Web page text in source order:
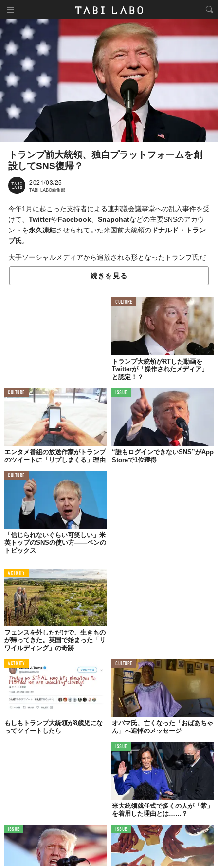
トランプ前大統領、独自プラットフォームを創
設してSNS復帰？
2021/03/25
TABI LABO編集部
今年1月に起こった支持者による連邦議会議事堂への乱入事件を受
けて、 TwitterやFacebook、 Snapchatなどの主要SNSのアカウ
ントを永久凍結させられていた米国前大統領の ドナルド・トラン
プ氏。
大手ソーシャルメディアから追放される形となったトランプ氏だ
が、先日、トランプ氏の側近として知られるジェイソン・ミラー
が、米国のニュース番組を通してある計画
新規にプラットフォームを創設して、
する計画があるというもの。
2〜3ヵ月以内にローンチ予定であり、
する大規模なものになる計画があるらしい。
同氏はさらに、このSNSがソーシャルメディアでもっとも人気の
場所になると思うと語り、トランプ氏の発言を誰もが見守れる場
また、この独自プラットフォームは多数の企業から引き合いがあ
り、交渉段階にあるとの噂もある。
米国政治に少なからず影響を与えると思われるこの計画。実現し
たあかつきに、はたして、氏は何を語るのか......。
Top image: © Chip Somodevilla/Getty Images
TABI LABO
この世界は、もっと広いはずだ。
続きを見る
CULTURE
トランプ大統領がRTした動画を
Twitterが「操作されたメディア」
と認定！？
CULTURE
エンタメ番組の放送作家がトランプ
のツイートに「リプしまくる」理由
ISSUE
“誰もログインできないSNS”がApp
Storeで1位獲得
CULTURE
「信じられないぐらい可笑しい」米
英トップのSNSの使い方――ベンの
トピックス
ACTIVITY
フェンスを外しただけで、生きもの
が帰ってきた。英国で始まった「リ
ワイルディング」の奇跡
ACTIVITY
もしもトランプ大統領が8歳児にな
ってツイートしたら
CULTURE
オバマ氏、亡くなった「おばあちゃ
ん」へ追悼のメッセージ
ISSUE
米大統領就任式で多くの人が「紫」
を着用した理由とは……？
ISSUE ISSUE